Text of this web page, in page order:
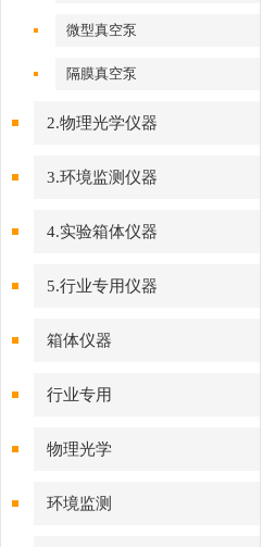
微型真空泵
隔膜真空泵
2.物理光学仪器
3.环境监测仪器
4.实验箱体仪器
5.行业专用仪器
箱体仪器
行业专用
物理光学
环境监测